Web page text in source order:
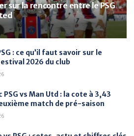
sur la rencontre entre le PSG
: ce qu’il faut savoir sur le
2026 du club
PSG vs Man Utd : la cote à 3,43
match de pré-saison